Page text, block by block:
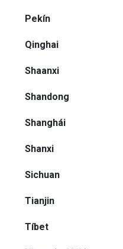
Pekín
Qinghai
Shaanxi
Shandong
Shanghái
Shanxi
Sichuan
Tianjin
Tíbet